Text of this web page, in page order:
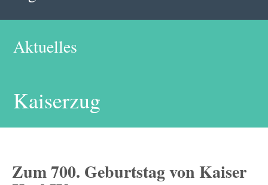
Aktuelles
Kaiserzug
Zum 700. Geburtstag von Kaiser